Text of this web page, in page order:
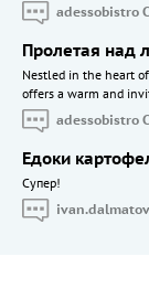
adessobistro
Пролетая над
Nestled in the heart
offers a warm and
adessobistro
Едоки
Cупер!